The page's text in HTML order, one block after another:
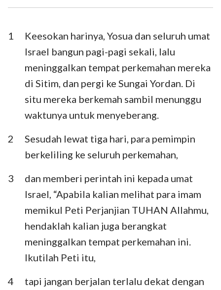
Ezra Nehemia
Ester Ayub
Mazmur Amsal
Pengkhotbah Kidung Agung
Yesaya Yeremia
Ratapan Yehezkiel
Daniel Hosea
Amos
Obaja Yunus
Mikha Nahum
Habakuk Zefanya
Zakharia
1
Keesokan harinya, Yosua dan seluruh umat
Israel bangun pagi-pagi sekali, lalu
meninggalkan tempat perkemahan mereka
di Sitim, dan pergi ke Sungai Yordan. Di
situ mereka berkemah sambil menunggu
waktunya untuk menyeberang.
2
Sesudah lewat tiga hari, para pemimpin
berkeliling ke seluruh perkemahan,
3
dan memberi perintah ini kepada umat
Israel, “Apabila kalian melihat para imam
memikul Peti Perjanjian TUHAN Allahmu,
hendaklah kalian juga berangkat
meninggalkan tempat perkemahan ini.
Ikutilah Peti itu,
4
tapi jangan berjalan terlalu dekat dengan